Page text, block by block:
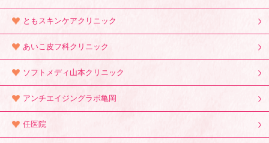
ともスキンケアクリニック
あいこ皮フ科クリニック
ソフトメディ山本クリニック
アンチエイジングラボ亀岡
任医院